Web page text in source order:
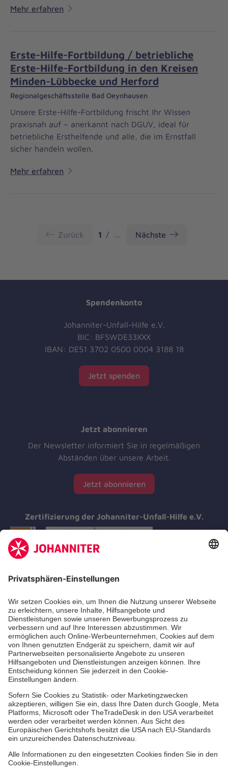
Mehr erfahren
Erste-Hilfe-Fortbildung / betriebliche
Erste-Hilfe-Fortbildung in den Kreisen
Minden-Lübbecke und Herford
Regionalgeschäftsstelle Bad Oeynhausen
Unsere Erste-Hilfe-Fortbildung frischt Ihr Wissen
praxisnah auf – anerkannt nach DGUV, ideal für
betriebliche Ersthelfende und alle, die im Ernstfall
sicher handeln wollen.
Mehr erfahren
Zurück Seite
1 … Nächste
Spendenkonto
Johanniter-Unfall-Hilfe e.V.
BIC: BFSWDE33XXX
IBAN: DE51 3702 0500 0004 3188 18
Jetzt spenden
Jetzt abonnieren
Der Newsletter informiert Sie in regelmäßigen
Abständen über unsere Arbeit.
Jetzt abonnieren
Zertifizierung der Johanniter-Unfall-Hilfe e.V.
Aus- & Fortbildung
Erste-Hilfe-Kurse
Jobs & Ehrenamt
Freiwilligendienst
Spendenprojekte
Johanniter-Jugend
Einrichtungen